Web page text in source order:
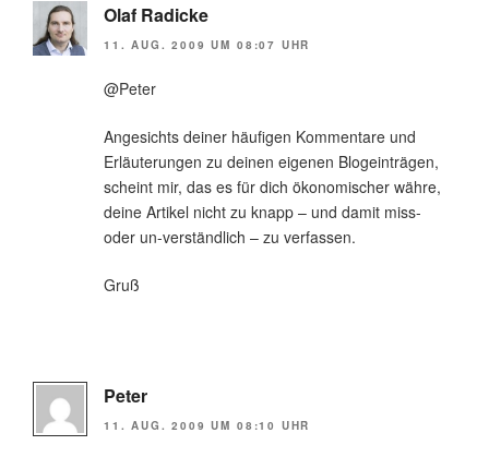
Olaf Radicke
11. AUG. 2009 UM 08:07 UHR
@Peter
Angesichts deiner häufigen Kommentare und
Erläuterungen zu deinen eigenen Blogeinträgen,
scheint mir, das es für dich ökonomischer währe,
deine Artikel nicht zu knapp – und damit miss-
oder un-verständlich – zu verfassen.
Gruß
Peter
11. AUG. 2009 UM 08:10 UHR